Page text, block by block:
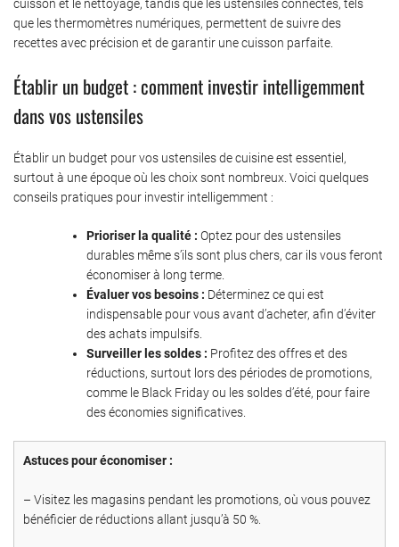
cuisson et le nettoyage, tandis que les ustensiles connectés, tels
que les thermomètres numériques, permettent de suivre des
recettes avec précision et de garantir une cuisson parfaite.
Établir un budget : comment investir intelligemment
dans vos ustensiles
Établir un budget pour vos ustensiles de cuisine est essentiel,
surtout à une époque où les choix sont nombreux. Voici quelques
conseils pratiques pour investir intelligemment :
Prioriser la qualité : Optez pour des ustensiles
durables même s’ils sont plus chers, car ils vous feront
économiser à long terme.
Évaluer vos besoins : Déterminez ce qui est
indispensable pour vous avant d’acheter, afin d’éviter
des achats impulsifs.
Surveiller les soldes : Profitez des offres et des
réductions, surtout lors des périodes de promotions,
comme le Black Friday ou les soldes d’été, pour faire
des économies significatives.
Astuces pour économiser :
– Visitez les magasins pendant les promotions, où vous pouvez
bénéficier de réductions allant jusqu’à 50 %.